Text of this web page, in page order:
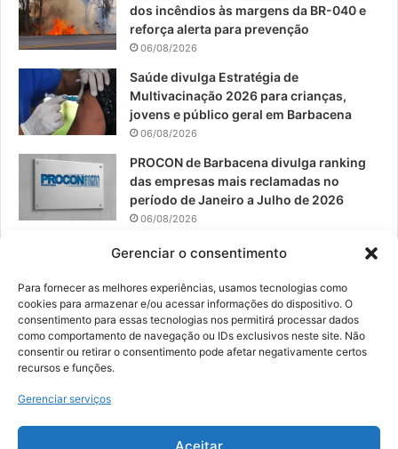
Gerenciar o consentimento
Para fornecer as melhores experiências, usamos tecnologias como
cookies para armazenar e/ou acessar informações do dispositivo. O
consentimento para essas tecnologias nos permitirá processar dados
como comportamento de navegação ou IDs exclusivos neste site. Não
consentir ou retirar o consentimento pode afetar negativamente certos
recursos e funções.
Gerenciar serviços
Aceitar
dos incêndios às margens da BR-040 e
reforça alerta para prevenção
06/08/2026
Saúde divulga Estratégia de
Multivacinação 2026 para crianças,
jovens e público geral em Barbacena
06/08/2026
PROCON de Barbacena divulga ranking
das empresas mais reclamadas no
período de Janeiro a Julho de 2026
06/08/2026
Prefeitura convoca organizações de
Resíduos Sólidos
05/08/2026
© 2026, Todos os direitos reservados | Desenvolvido por:
Digital Business| Hospedado por:NP Publicidade